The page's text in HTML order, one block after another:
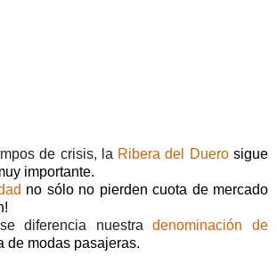
de crisis, la Ribera del Duerosigue
importante.
no sólo no pierden cuota de mercado
diferencia nuestradenominación de
de modas pasajeras.